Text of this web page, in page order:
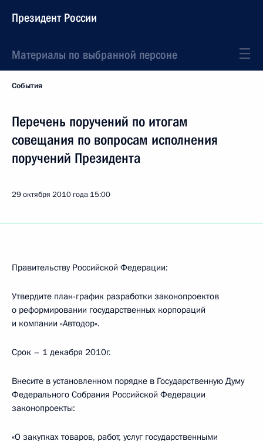
Президент России
Материалы по выбранной персоне
События
Перечень поручений по итогам
совещания по вопросам исполнения
поручений Президента
29 октября 2010 года 15:00
Правительству Российской Федерации:
Утвердите план-график разработки законопроектов
о реформировании государственных корпораций
и компании «Автодор».
Срок – 1 декабря 2010г.
Внесите в установленном порядке в Государственную Думу
Федерального Собрания Российской Федерации
законопроекты:
«О закупках товаров, работ, услуг государственными